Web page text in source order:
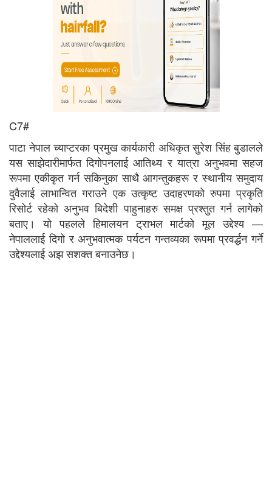
C7#
पाटा नेपाल च्याप्टरका प्रमुख कार्यकारी अधिकृत सुरेश सिंह बुडालले
यस साझेदारीमार्फत दिगोपनलाई आतिथ्य र यात्रा अनुभवमा सहज
रूपमा एकीकृत गर्न सकिनुका साथै आगन्तुकहरू र स्थानीय समुदाय
दुवैलाई लाभान्वित गराउने एक उत्कृष्ट उदाहरणको रुपमा प्रकृति
रिसोर्ट रहेको अनुभव बिदेशी पाहुनाहरु समक्ष प्रश्तुत गर्न लागेको
बताए। यो पहलले हिमालयन ट्राभल मार्टको मूल उद्देश्य —
नेपाललाई दिगो र अनुभवात्मक पर्यटन गन्तव्यका रूपमा प्रवर्द्धन गर्ने
उद्देश्यलाई अझ सशक्त बनाउनेछ।